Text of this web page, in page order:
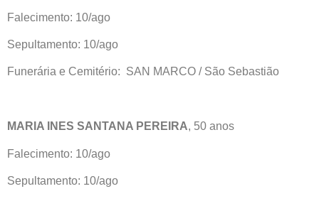
Falecimento: 10/ago
Sepultamento: 10/ago
Funerária e Cemitério: SAN MARCO / São Sebastião
MARIA INES SANTANA PEREIRA, 50 anos
Falecimento: 10/ago
Sepultamento: 10/ago